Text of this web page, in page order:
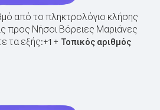
από το πληκτρολόγιο κλήσης
προς Νήσοι Βόρειες Μαριάνες
τα εξής:+1 + Τοπικός αριθμός